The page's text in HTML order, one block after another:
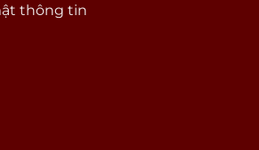
thông tin